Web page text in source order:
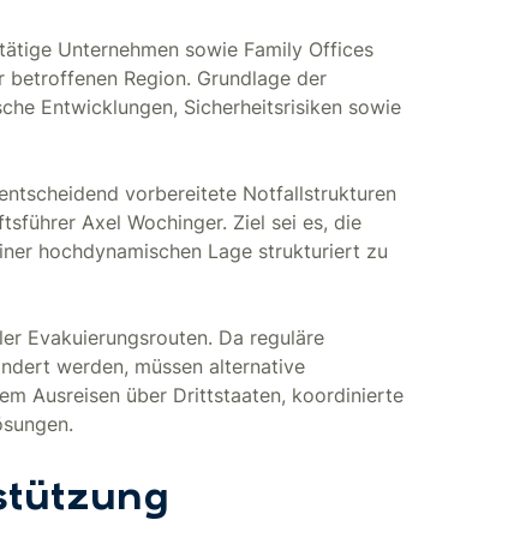
Unternehmen sowie Family Offices
Region. Grundlage der
Entwicklungen, Sicherheitsrisiken sowie
vorbereitete Notfallstrukturen
Axel Wochinger. Ziel sei es, die
hochdynamischen Lage strukturiert zu
Evakuierungsrouten. Da reguläre
werden, müssen alternative
Ausreisen über Drittstaaten, koordinierte